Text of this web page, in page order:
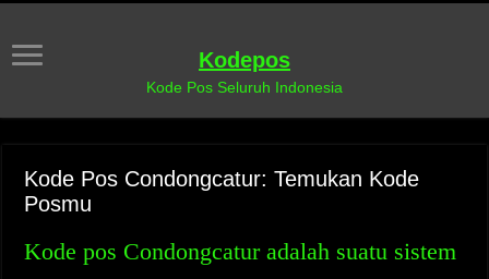
Kodepos
Kode Pos Seluruh Indonesia
Kode Pos Condongcatur: Temukan Kode
Posmu
Kode pos Condongcatur adalah suatu sistem